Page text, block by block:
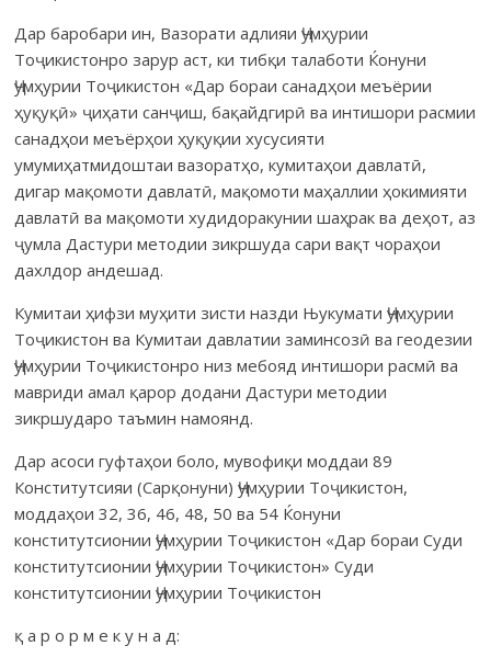
Дар баробари ин, Вазорати адлияи Ҷумҳурии
Тоҷикистонро зарур аст, ки тибқи талаботи Ќонуни
Ҷумҳурии Тоҷикистон «Дар бораи санадҳои меъёрии
ҳуқуқӣ» ҷиҳати санҷиш, бақайдгирӣ ва интишори расмии
санадҳои меъёрҳои ҳуқуқии хусусияти
умумиҳатмидоштаи вазоратҳо, кумитаҳои давлатӣ,
дигар мақомоти давлатӣ, мақомоти маҳаллии ҳокимияти
давлатӣ ва мақомоти худидоракунии шаҳрак ва деҳот, аз
ҷумла Дастури методии зикршуда сари вақт чораҳои
дахлдор андешад.
Кумитаи ҳифзи муҳити зисти назди Њукумати Ҷумҳурии
Тоҷи­кистон ва Кумитаи давлатии заминсозӣ ва геодезии
Ҷумҳурии Тоҷи­кистонро низ мебояд интишори расмӣ ва
мавриди амал қарор додани Дастури методии
зикршударо таъмин намоянд.
Дар асоси гуфтаҳои боло, мувофиқи моддаи 89
Конститутсияи (Сарқонуни) Ҷумҳурии Тоҷикистон,
моддаҳои 32, 36, 46, 48, 50 ва 54 Ќонуни
конститутсионии Ҷумҳурии Тоҷикистон «Дар бораи Суди
конститутсионии Ҷумҳурии Тоҷикистон» Суди
конститутсионии Ҷумҳурии Тоҷикистон
қ а р о р м е к у н а д: